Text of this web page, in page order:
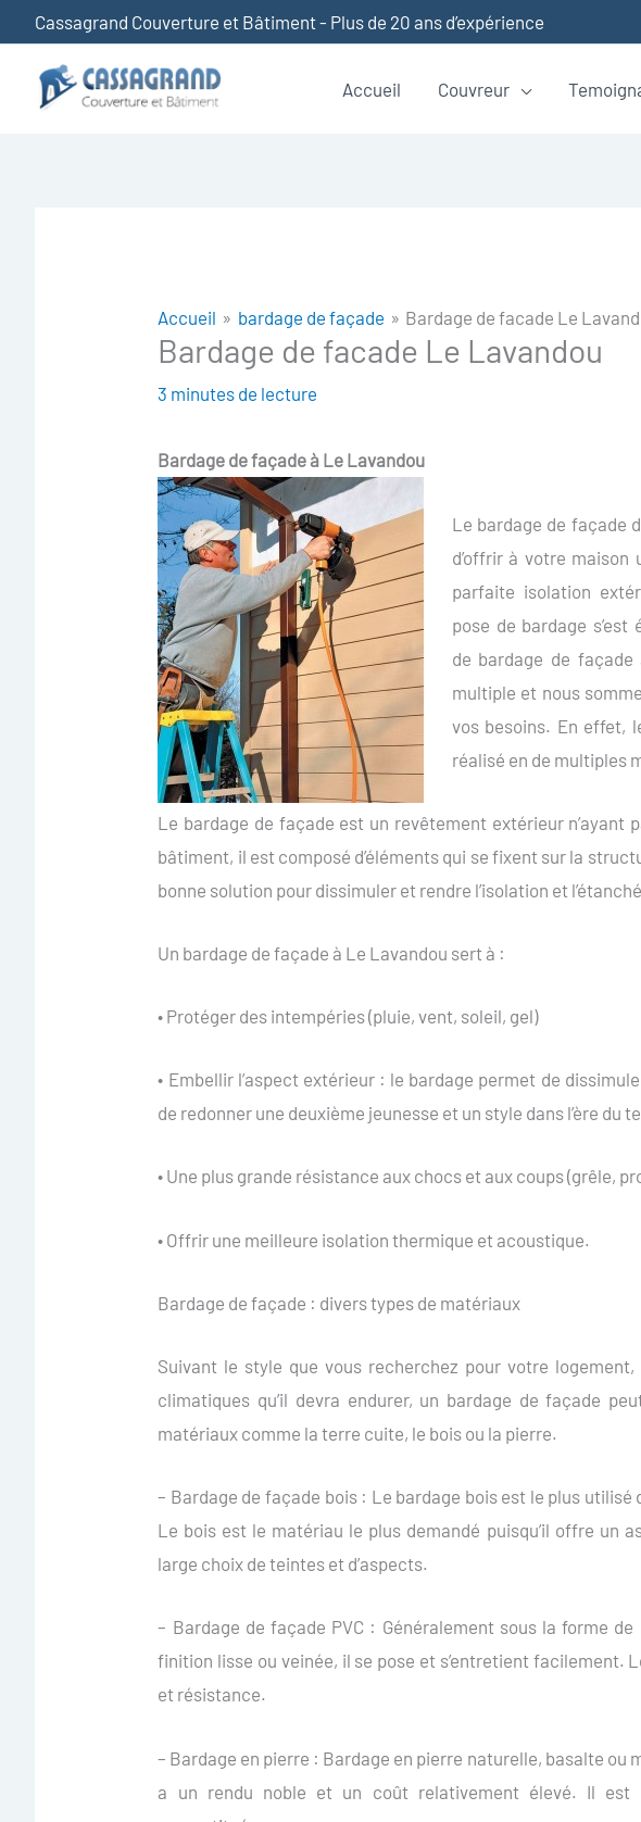
au
contenu
Cassagrand Couverture et Bâtiment - Plus de 20 ans d’expérience
Accueil Couvreur
Accueil bardage de façade Bardage de facade Le
Bardage de facade Le Lavandou
3 minutes de lecture
Bardage de façade à Le Lavandou
Le bardage de façade
d’offrir à votre maison
parfaite isolation
pose de bardage s’est
de bardage de
multiple et nous
vos besoins. En effet,
réalisé en de multiples
Le bardage de façade est un revêtement extérieur n’ayant
bâtiment, il est composé d’éléments qui se fixent sur la
bonne solution pour dissimuler et rendre l’isolation et
Un bardage de façade à Le Lavandou sert à :
• Protéger des intempéries (pluie, vent, soleil, gel)
• Embellir l’aspect extérieur : le bardage permet de
de redonner une deuxième jeunesse et un style dans l’ère du
• Une plus grande résistance aux chocs et aux coups (grêle,
• Offrir une meilleure isolation thermique et acoustique.
Bardage de façade : divers types de matériaux
Suivant le style que vous recherchez pour votre
climatiques qu’il devra endurer, un bardage de façade
matériaux comme la terre cuite, le bois ou la pierre.
– Bardage de façade bois : Le bardage bois est le plus
Le bois est le matériau le plus demandé puisqu’il offre un
large choix de teintes et d’aspects.
– Bardage de façade PVC : Généralement sous la forme
finition lisse ou veinée, il se pose et s’entretient facilement.
et résistance.
– Bardage en pierre : Bardage en pierre naturelle, basalte ou
a un rendu noble et un coût relativement élevé. Il est